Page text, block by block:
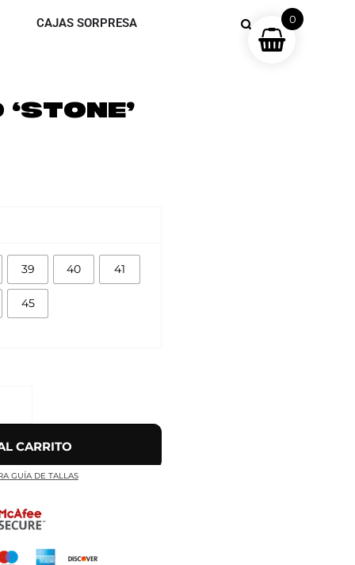
CAJAS SORPRESA
39 40 41
45
CARRITO
GUÍA DE TALLAS
0